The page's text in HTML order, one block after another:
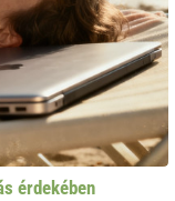
érdekében